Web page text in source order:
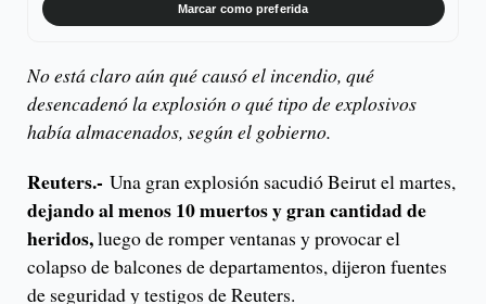
Marcar como preferida
No está claro aún qué causó el incendio, qué
desencadenó la explosión o qué tipo de explosivos
había almacenados, según el gobierno.
Reuters.- Una gran explosión sacudió Beirut el martes,
dejando al menos 10 muertos y gran cantidad de
heridos,luego de romper ventanas y provocar el
colapso de balcones de departamentos, dijeron fuentes
de seguridad y testigos de Reuters.